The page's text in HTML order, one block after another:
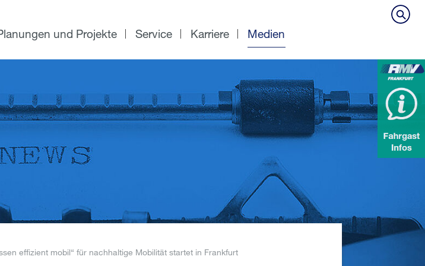
und Projekte Service Karriere Medien
effizient mobil“ für nachhaltige Mobilität startet in Frankfurt